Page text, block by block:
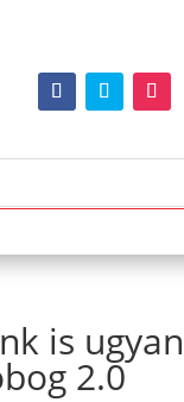
is
2.0